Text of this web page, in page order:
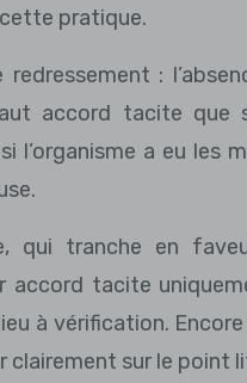
pratique.
:
accord tacite que
l’organisme a eu les
qui tranche en
accord tacite
à vérification.
clairement sur le point